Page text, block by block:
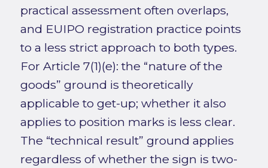
practical assessment often overlaps,
and EUIPO registration practice points
to a less strict approach to both types.
For Article 7(1)(e): the “nature of the
goods” ground is theoretically
applicable to get-up; whether it also
applies to position marks is less clear.
The “technical result” ground applies
regardless of whether the sign is two-